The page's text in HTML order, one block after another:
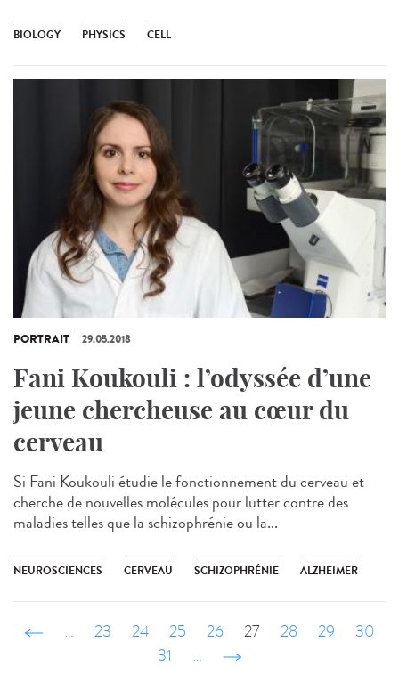
BIOLOGY PHYSICS CELL
PORTRAIT 29.05.2018
Fani Koukouli : l’odyssée d’une
jeune chercheuse au cœur du
cerveau
Si Fani Koukouli étudie le fonctionnement du cerveau et
cherche de nouvelles molécules pour lutter contre des
maladies telles que la schizophrénie ou la...
NEUROSCIENCES CERVEAU SCHIZOPHRÉNIE ALZHEIMER
‹ précédent
… 23 24 25 26 27 28 29
30
31
… suivant ›